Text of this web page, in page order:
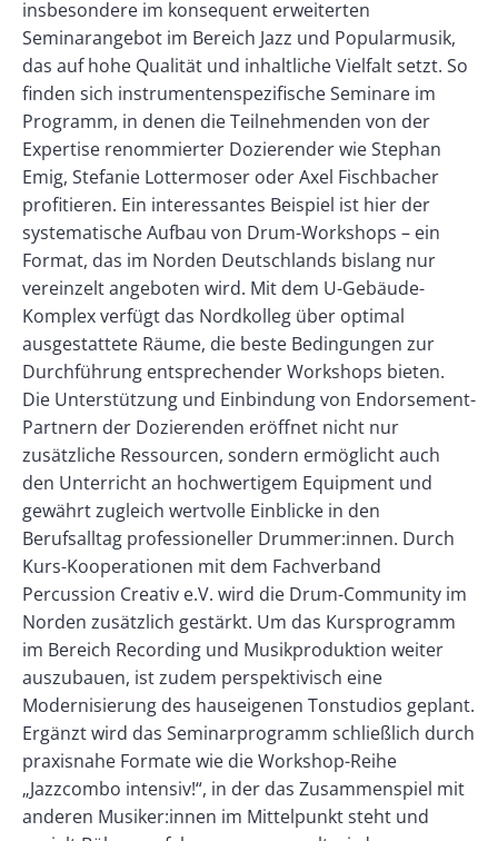
insbesondere im konsequent erweiterten
Seminarangebot im Bereich Jazz und Popularmusik,
das auf hohe Qualität und inhaltliche Vielfalt setzt. So
finden sich instrumentenspezifische Seminare im
Programm, in denen die Teilnehmenden von der
Expertise renommierter Dozierender wie Stephan
Emig, Stefanie Lottermoser oder Axel Fischbacher
profitieren. Ein interessantes Beispiel ist hier der
systematische Aufbau von Drum-Workshops – ein
Format, das im Norden Deutschlands bislang nur
vereinzelt angeboten wird. Mit dem U-Gebäude-
Komplex verfügt das Nordkolleg über optimal
ausgestattete Räume, die beste Bedingungen zur
Durchführung entsprechender Workshops bieten.
Die Unterstützung und Einbindung von Endorsement-
Partnern der Dozierenden eröffnet nicht nur
zusätzliche Ressourcen, sondern ermöglicht auch
den Unterricht an hochwertigem Equipment und
gewährt zugleich wertvolle Einblicke in den
Berufsalltag professioneller Drummer:innen. Durch
Kurs-Kooperationen mit dem Fachverband
Percussion Creativ e.V. wird die Drum-Community im
Norden zusätzlich gestärkt. Um das Kursprogramm
im Bereich Recording und Musikproduktion weiter
auszubauen, ist zudem perspektivisch eine
Modernisierung des hauseigenen Tonstudios geplant.
Ergänzt wird das Seminarprogramm schließlich durch
praxisnahe Formate wie die Workshop-Reihe
„Jazzcombo intensiv!“, in der das Zusammenspiel mit
anderen Musiker:innen im Mittelpunkt steht und